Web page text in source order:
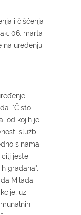
i čišćenja
06. marta
na uređenju
"Čisto
od kojih je
službi
s nama
cilj jeste
građana",
Milada
uz